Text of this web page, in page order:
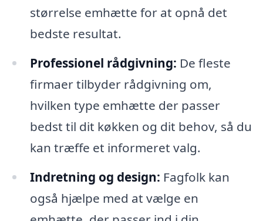
størrelse emhætte for at opnå det
bedste resultat.
Professionel rådgivning: De fleste
firmaer tilbyder rådgivning om,
hvilken type emhætte der passer
bedst til dit køkken og dit behov, så du
kan træffe et informeret valg.
Indretning og design: Fagfolk kan
også hjælpe med at vælge en